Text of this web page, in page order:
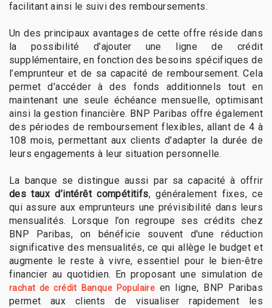
facilitant ainsi le suivi des remboursements.
Un des principaux avantages de cette offre réside dans
la possibilité d’ajouter une ligne de crédit
supplémentaire, en fonction des besoins spécifiques de
l’emprunteur et de sa capacité de remboursement. Cela
permet d'accéder à des fonds additionnels tout en
maintenant une seule échéance mensuelle, optimisant
ainsi la gestion financière. BNP Paribas offre également
des périodes de remboursement flexibles, allant de 4 à
108 mois, permettant aux clients d'adapter la durée de
leurs engagements à leur situation personnelle.
La banque se distingue aussi par sa capacité à offrir
des taux d’intérêt compétitifs, généralement fixes, ce
qui assure aux emprunteurs une prévisibilité dans leurs
mensualités. Lorsque l’on regroupe ses crédits chez
BNP Paribas, on bénéficie souvent d'une réduction
significative des mensualités, ce qui allège le budget et
augmente le reste à vivre, essentiel pour le bien-être
financier au quotidien. En proposant une simulation de
rachat de crédit Banque Populaire en ligne, BNP Paribas
permet aux clients de visualiser rapidement les